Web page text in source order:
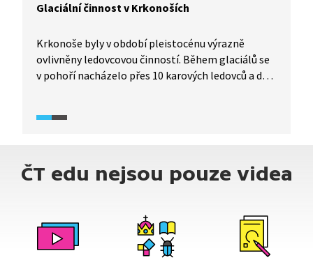
Glaciální činnost v Krkonoších
Krkonoše byly v období pleistocénu výrazně
ovlivněny ledovcovou činností. Během glaciálů se
v pohoří nacházelo přes 10 karových ledovců a dva
Památkou na dobu ledovou jsou i některé druhy
Evropě.
ČT edu nejsou pouze videa